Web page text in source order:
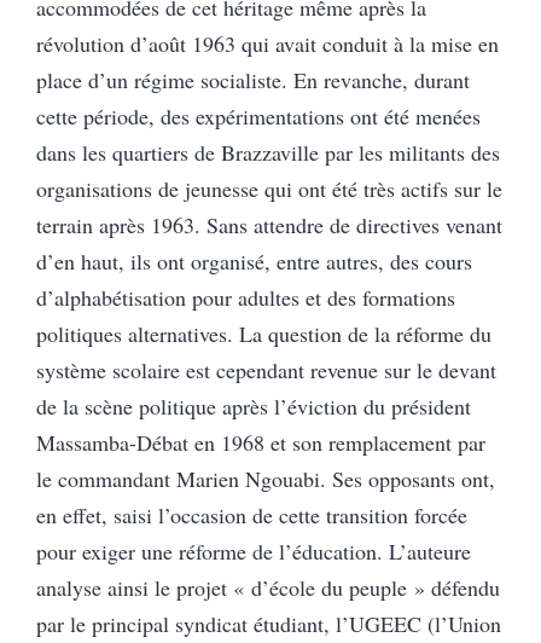
accommodées de cet héritage même après la
révolution d’août 1963 qui avait conduit à la mise en
place d’un régime socialiste. En revanche, durant
cette période, des expérimentations ont été menées
dans les quartiers de Brazzaville par les militants des
organisations de jeunesse qui ont été très actifs sur le
terrain après 1963. Sans attendre de directives venant
d’en haut, ils ont organisé, entre autres, des cours
d’alphabétisation pour adultes et des formations
politiques alternatives. La question de la réforme du
système scolaire est cependant revenue sur le devant
de la scène politique après l’éviction du président
Massamba-Débat en 1968 et son remplacement par
le commandant Marien Ngouabi. Ses opposants ont,
en effet, saisi l’occasion de cette transition forcée
pour exiger une réforme de l’éducation. L’auteure
analyse ainsi le projet « d’école du peuple » défendu
par le principal syndicat étudiant, l’UGEEC (l’Union